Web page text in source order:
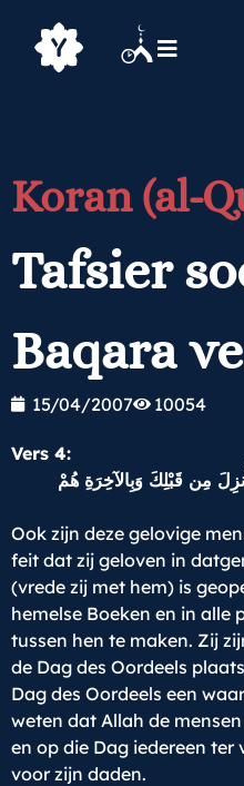
Koran (al-
Tafsier
Baqara
15/04/2007 10054
Vers 4:
مِن قَبْلِكَ وَبِالآخِرَةِ هُمْ
Ook zijn deze gelovige
feit dat zij geloven in
(vrede zij met hem) is
hemelse Boeken en in alle
tussen hen te maken. Zij
de Dag des Oordeels
Dag des Oordeels een
weten dat Allah de
en op die Dag iedereen
voor zijn daden.